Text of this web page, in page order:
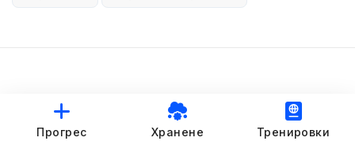
© StankovFit Progress App | 2025
Прогрес Хранене Тренировки